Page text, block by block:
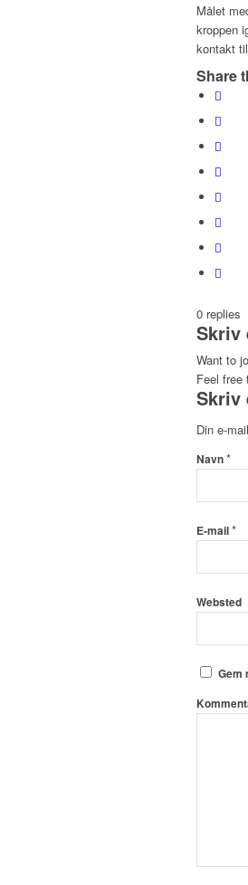
Målet
kroppen
kontakt
Share
0 replies
Skriv
Want to
Feel free
Skriv
Din e-
Navn*
E-mail*
Websted
Gem